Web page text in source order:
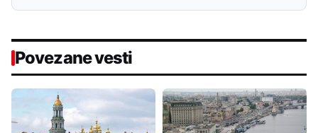
Povezane vesti